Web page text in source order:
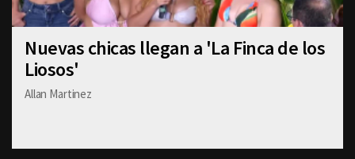
Nuevas chicas llegan a 'La Finca de los
Liosos'
Allan Martinez